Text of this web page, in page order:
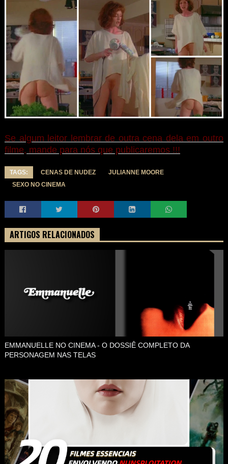
Se algum leitor lembrar de outra cena dela em outro
filme, mande para nós que publicaremos !!!
TAGS: CENAS DE NUDEZ
JULIANNE MOORE
SEXO NO CINEMA
ARTIGOS RELACIONADOS
EMMANUELLE NO CINEMA - O DOSSIÊ COMPLETO DA
PERSONAGEM NAS TELAS